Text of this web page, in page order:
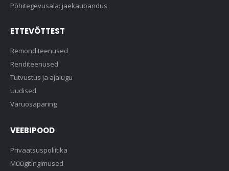
Põhitegevusala: jaekaubandus
ETTEVÕTTEST
Remonditeenused
Renditeenused
Tutvustus ja ajalugu
Uudised
Varuosapäring
VEEBIPOOD
Privaatsuspoliitika
Müügitingimused